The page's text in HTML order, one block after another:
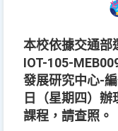
本校依據交通部
IOT-105-
發展研究中心-
日（星期四）辦
課程，請查照。